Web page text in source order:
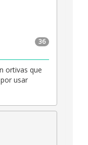
36
ortivas que
usar